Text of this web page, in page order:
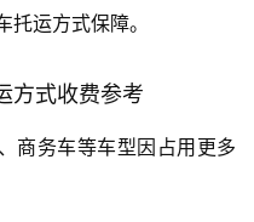
运方式保障。
方式收费参考
商务车等车型因占用更多